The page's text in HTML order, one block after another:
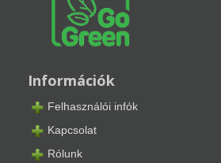
Információk
Felhasználói infók
Kapcsolat
Rólunk